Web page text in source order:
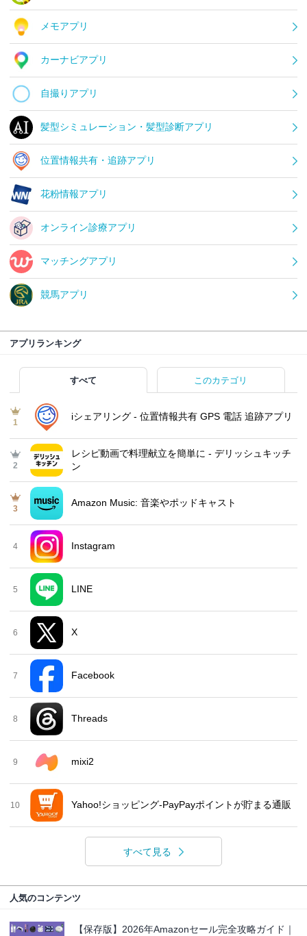
メモアプリ
カーナビアプリ
自撮りアプリ
髪型シミュレーション・髪型診断アプリ
位置情報共有・追跡アプリ
花粉情報アプリ
オンライン診療アプリ
マッチングアプリ
競馬アプリ
アプリランキング
すべて このカテゴリ
1
iシェアリング - 位置情報共有 GPS 電話 追跡アプリ
2
レシピ動画で料理献立を簡単‪に - デリッシュキッチ
ン
3
Amazon Music: 音楽やポッドキャスト
4 Instagram
5 LINE
6 X
7 Facebook
8 Threads
9 mixi2
10 Yahoo!ショッピング-PayPayポイントが貯まる通販
すべて見る
人気のコンテンツ
【保存版】2026年Amazonセール完全攻略ガイド｜